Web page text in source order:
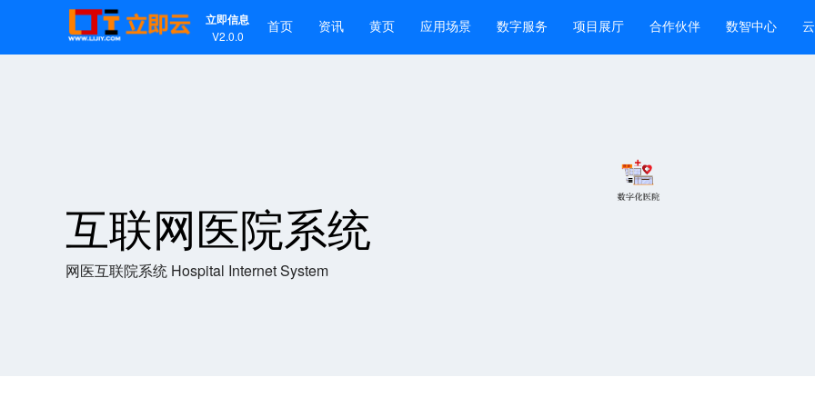
立即信息
V2.0.0
首页 资讯 黄页 应用场景 数字服务 项目展厅 合作伙伴 数智中心
互联网医院系统
网医互联院系统 Hospital Internet System